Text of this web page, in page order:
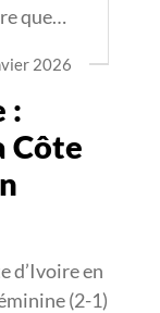
que…
2026
:
Côte
d’Ivoire en
(2-1)